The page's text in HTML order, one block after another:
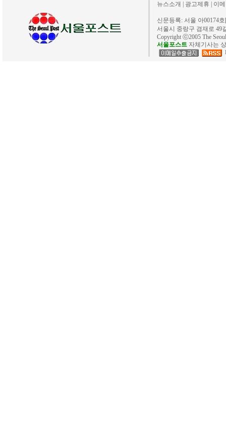
뉴스소개 광고제휴 이
신문등록: 서울 아00174
서울시 중랑구 겸재로 49
Copyright ⓒ2005 The
서울포스트 자체기사는